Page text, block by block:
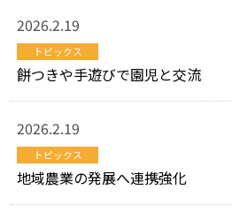
2026.2.19
トピックス
餅つきや手遊びで園児と交流
2026.2.19
トピックス
地域農業の発展へ連携強化